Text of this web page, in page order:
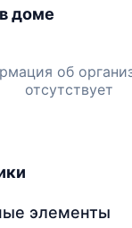
доме
об
отсутствует
элементы